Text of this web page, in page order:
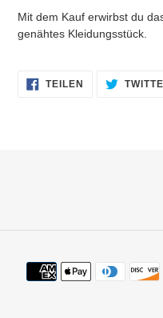
Mit dem Kauf erwirbst du
genähtes Kleidungsstück.
TEILEN
FACEBOOK